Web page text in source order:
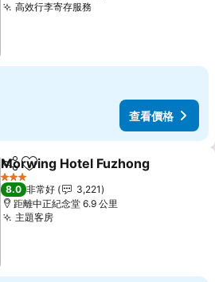
高效行李寄存服務
查看價格
分享 加入我的最愛
Morwing Hotel Fuzhong
3 星級
8.0 非常好
3,221
距離中正紀念堂 6.9 公里
主題客房